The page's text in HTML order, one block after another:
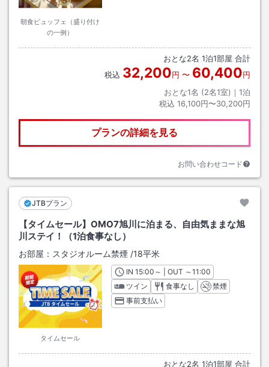
朝食ビュッフェ（盛り付け
の一例）
おとな2名 1泊1部屋 合計
税込 32,200円 〜 60,400円
おとな1名 (2名1室)｜ 1泊
税込 16,100円〜30,200円
プランの詳細を見る
お問い合わせコード
JTBプラン
【タイムセール】OMO7旭川に泊まる、自由気ままな旭
川ステイ！（1泊食事なし）
お部屋： スタジオルーム禁煙 /18平米
タイムセール
INチェックイン
15:00 ～ | OUT チェックアウト
～11:00
ツイン
食事なし
禁煙
事前支払い
おとな2名 1泊1部屋 合計